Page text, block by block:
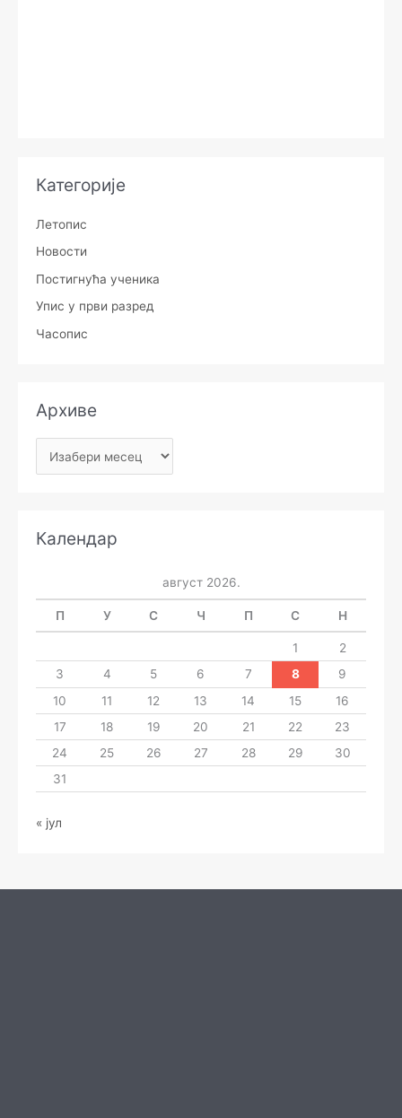
Категорије
Летопис
Новости
Постигнућа ученика
Упис у први разред
Часопис
Архиве
Календар
август 2026.
П У С Ч П С Н
1
2
3
4 5 6 7 8
9
10
11 12 13 14 15
16
17
18 19 20 21 22
23
24
25 26 27 28 29
30
31
« јул